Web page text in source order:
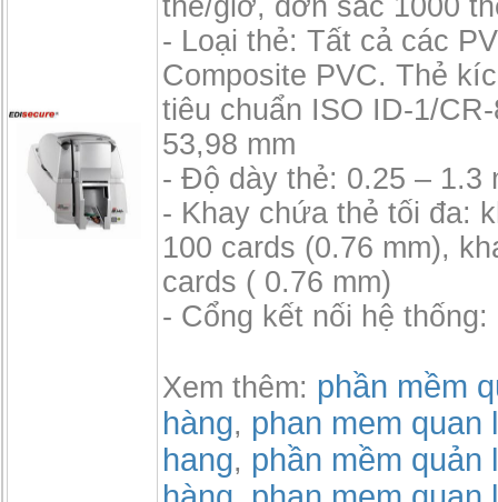
thẻ/giờ, đơn sắc 1000
- Loại thẻ: Tất cả các
Composite PVC. Thẻ
tiêu chuẩn ISO ID-1/
53,98 mm
- Độ dày thẻ: 0.25 – 1.3
- Khay chứa thẻ tối đa:
100 cards (0.76 mm),
cards ( 0.76 mm)
- Cổng kết nối hệ thống:
Xem thêm: phần mềm
hàng, phan mem quan
hang, phần mềm quản